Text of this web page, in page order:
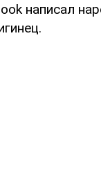
написал